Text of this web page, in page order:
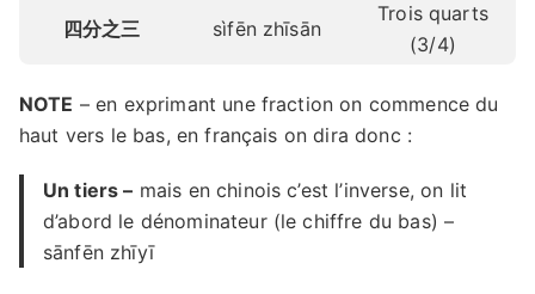
四分之三 sìfēn zhīsān
Trois quarts
(3/4)
NOTE – en exprimant une fraction on commence du
haut vers le bas, en français on dira donc :
Un tiers – mais en chinois c’est l’inverse, on lit
d’abord le dénominateur (le chiffre du bas) –
sānfēn zhīyī